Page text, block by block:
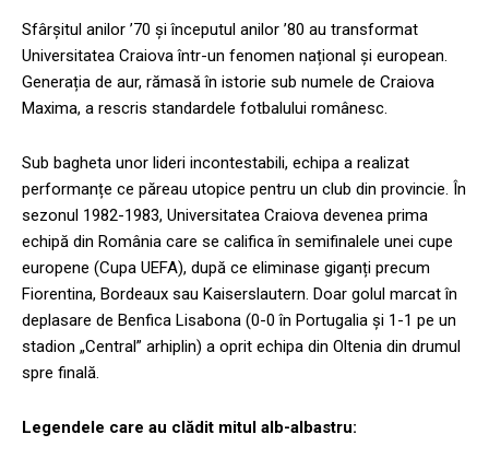
Sfârșitul anilor ’70 și începutul anilor ’80 au transformat
Universitatea Craiova într-un fenomen național și european.
Generația de aur, rămasă în istorie sub numele de Craiova
Maxima, a rescris standardele fotbalului românesc.
Sub bagheta unor lideri incontestabili, echipa a realizat
performanțe ce păreau utopice pentru un club din provincie. În
sezonul 1982-1983, Universitatea Craiova devenea prima
echipă din România care se califica în semifinalele unei cupe
europene (Cupa UEFA), după ce eliminase giganți precum
Fiorentina, Bordeaux sau Kaiserslautern. Doar golul marcat în
deplasare de Benfica Lisabona (0-0 în Portugalia și 1-1 pe un
stadion „Central” arhiplin) a oprit echipa din Oltenia din drumul
spre finală.
Legendele care au clădit mitul alb-albastru: